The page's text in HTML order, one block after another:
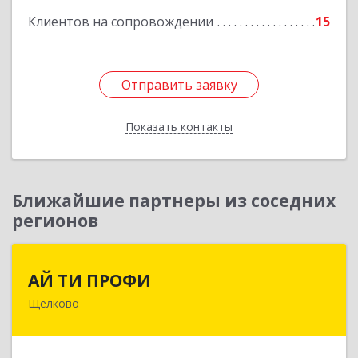
Клиентов на сопровождении 15
Отправить заявку
Показать контакты
Отправить заявку
Назад
Ближайшие партнеры из соседних
регионов
АЙ ТИ ПРОФИ
Щелково